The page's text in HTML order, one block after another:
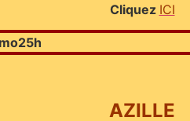
Cliquez ICI
AZILLE